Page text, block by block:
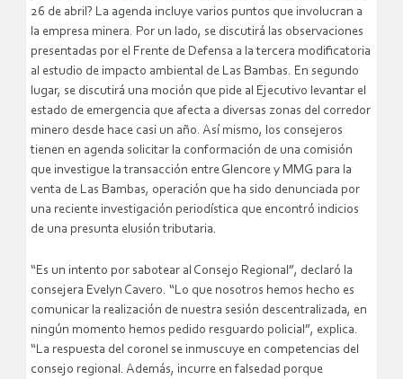
26 de abril? La agenda incluye varios puntos que involucran a
la empresa minera. Por un lado, se discutirá las observaciones
presentadas por el Frente de Defensa a la tercera modificatoria
al estudio de impacto ambiental de Las Bambas. En segundo
lugar, se discutirá una moción que pide al Ejecutivo levantar el
estado de emergencia que afecta a diversas zonas del corredor
minero desde hace casi un año. Así mismo, los consejeros
tienen en agenda solicitar la conformación de una comisión
que investigue la transacción entre Glencore y MMG para la
venta de Las Bambas, operación que ha sido denunciada por
una reciente investigación periodística que encontró indicios
de una presunta elusión tributaria.
“Es un intento por sabotear al Consejo Regional”, declaró la
consejera Evelyn Cavero. “Lo que nosotros hemos hecho es
comunicar la realización de nuestra sesión descentralizada, en
ningún momento hemos pedido resguardo policial”, explica.
“La respuesta del coronel se inmuscuye en competencias del
consejo regional. Además, incurre en falsedad porque